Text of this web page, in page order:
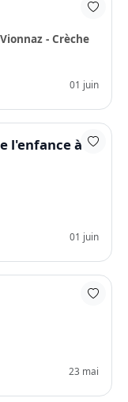
- Crèche
01 juin
l'enfance à
01 juin
23 mai